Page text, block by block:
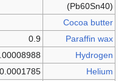
(Pb60Sn40)
Cocoa butter
Paraffin wax
0.9
Hydrogen
Helium
0.0001785